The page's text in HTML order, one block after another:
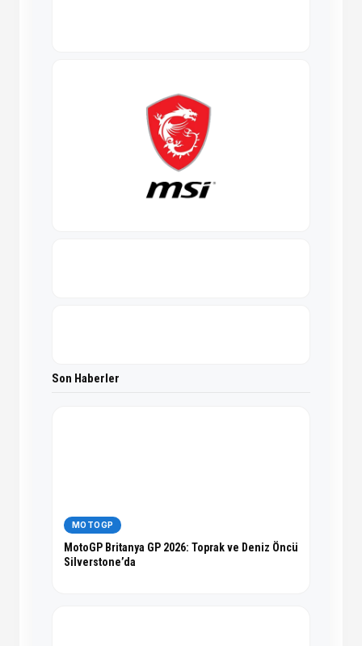
Son Haberler
MOTOGP
MotoGP Britanya GP 2026: Toprak ve Deniz Öncü
Silverstone’da